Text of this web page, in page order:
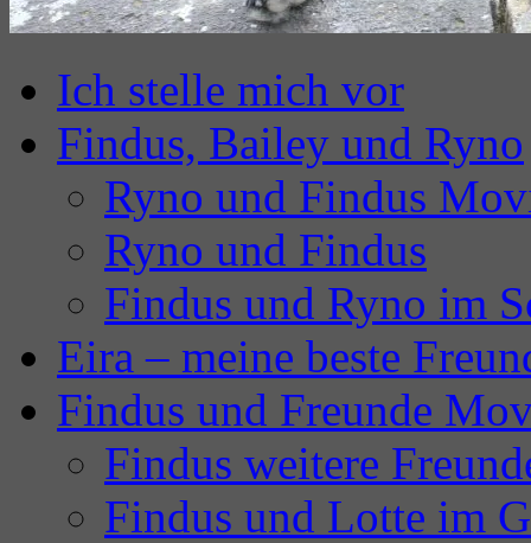
Ich stelle mich vor
Findus, Bailey und Ryno
Ryno und Findus
Ryno und Findus
Findus und Ryno im
Eira – meine beste
Findus und Freunde
Findus weitere
Findus und Lotte im